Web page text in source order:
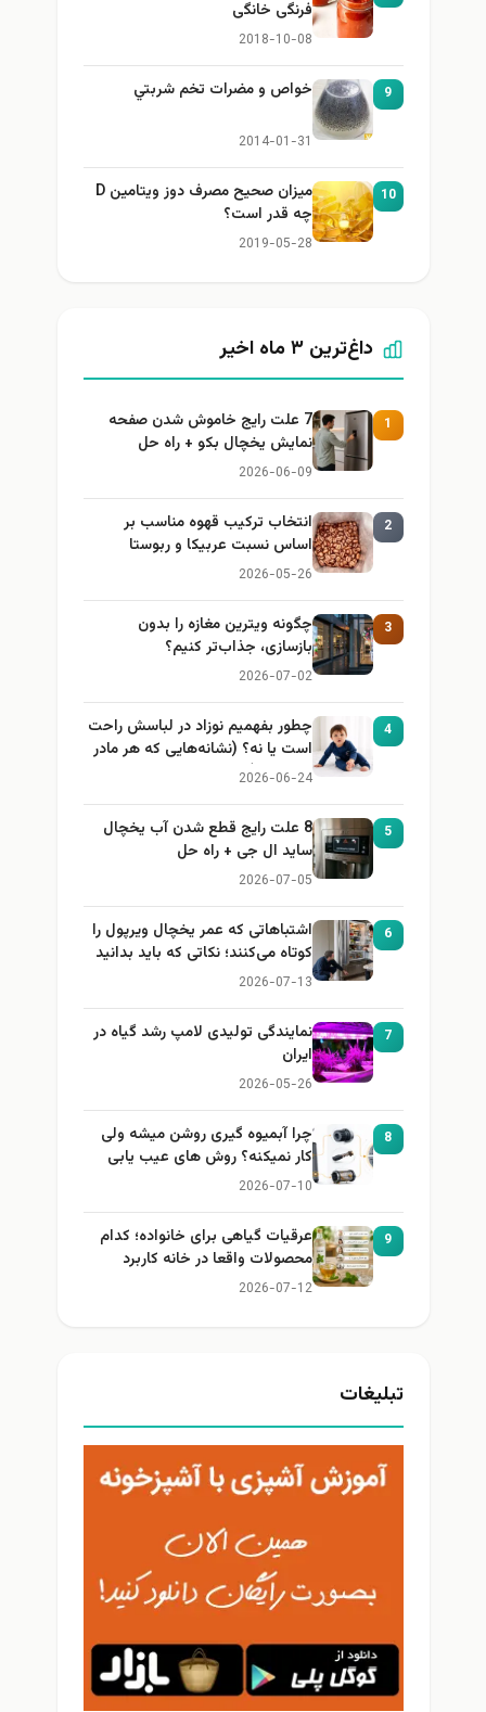
فرنگی خانگی
2018-10-08
9 خواص و مضرات تخم شربتي
2014-01-31
10
میزان صحیح مصرف دوز ویتامین D
چه قدر است؟
2019-05-28
داغ‌ترین ۳ ماه اخیر
1
7 علت رایج خاموش شدن صفحه
نمایش یخچال بکو + راه حل
2026-06-09
2
انتخاب ترکیب قهوه مناسب بر
اساس نسبت عربیکا و ربوستا
2026-05-26
3
چگونه ویترین مغازه را بدون
بازسازی، جذاب‌تر کنیم؟
2026-07-02
4
چطور بفهمیم نوزاد در لباسش راحت
است یا نه؟ (نشانه‌هایی که هر مادر
باید بداند)
2026-06-24
5
8 علت رایج قطع شدن آب یخچال
ساید ال جی + راه حل
2026-07-05
6
اشتباهاتی که عمر یخچال ویرپول را
کوتاه می‌کنند؛ نکاتی که باید بدانید
2026-07-13
7
نمایندگی تولیدی لامپ رشد گیاه در
ایران
2026-05-26
8
چرا آبمیوه گیری روشن میشه ولی
کار نمیکنه؟ روش های عیب یابی
2026-07-10
9
عرقیات گیاهی برای خانواده؛ کدام
محصولات واقعا در خانه کاربرد
دارند؟
2026-07-12
تبلیغات